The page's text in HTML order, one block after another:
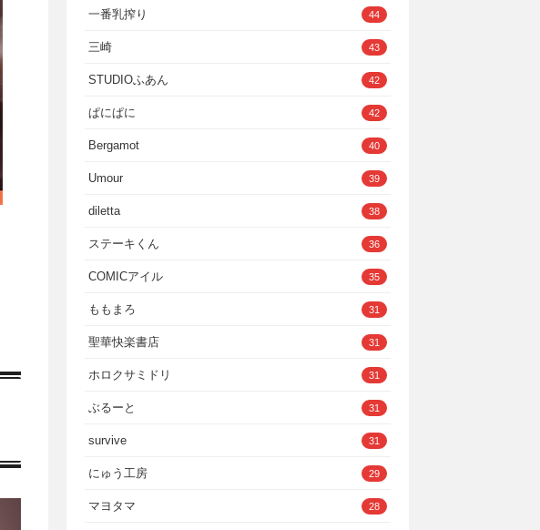
一番乳搾り 44
三崎 43
STUDIOふあん 42
ぱにぱに 42
Bergamot 40
Umour 39
diletta 38
ステーキくん 36
COMICアイル 35
ももまろ 31
聖華快楽書店 31
ホロクサミドリ 31
ぶるーと 31
survive 31
にゅう工房 29
マヨタマ 28